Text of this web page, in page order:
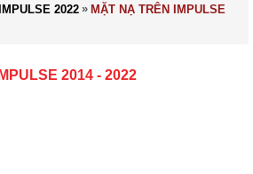
IMPULSE 2022 » MẶT NẠ TRÊN IMPULSE
2014 - 2022